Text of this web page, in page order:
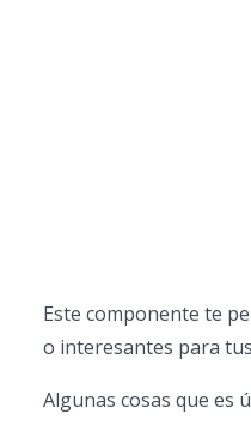
Este componente te
o interesantes para
Algunas cosas que es